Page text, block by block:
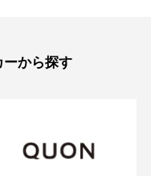
ーから探す